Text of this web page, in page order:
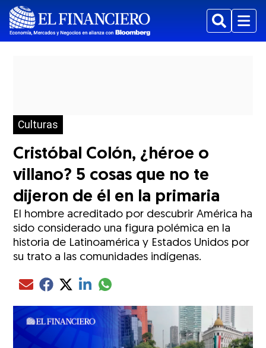
BuscarMenu
Culturas
Cristóbal Colón, ¿héroe o
villano? 5 cosas que no te
dijeron de él en la primaria
El hombre acreditado por descubrir América ha
sido considerado una figura polémica en la
historia de Latinoamérica y Estados Unidos por
su trato a las comunidades indígenas.
Compartir el artículo actual mediante Email
Compartir el artículo actual mediante Facebook
Compartir el artículo actual mediante Twitter
Compartir el artículo actual mediante LinkedIn
Compartir el artículo actual mediante